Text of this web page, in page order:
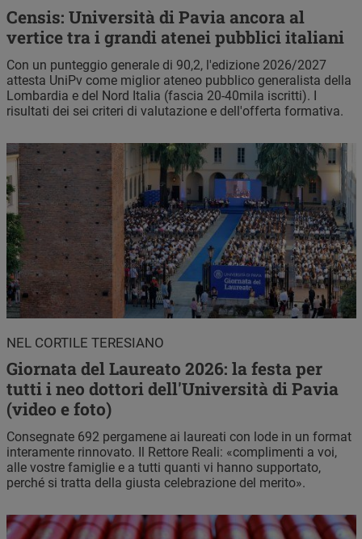
Censis: Università di Pavia ancora al
vertice tra i grandi atenei pubblici italiani
Con un punteggio generale di 90,2, l'edizione 2026/2027
attesta UniPv come miglior ateneo pubblico generalista della
Lombardia e del Nord Italia (fascia 20-40mila iscritti). I
risultati dei sei criteri di valutazione e dell'offerta formativa.
Immagine
NEL CORTILE TERESIANO
Giornata del Laureato 2026: la festa per
tutti i neo dottori dell'Università di Pavia
(video e foto)
Consegnate 692 pergamene ai laureati con lode in un format
interamente rinnovato. Il Rettore Reali: «complimenti a voi,
alle vostre famiglie e a tutti quanti vi hanno supportato,
perché si tratta della giusta celebrazione del merito».
Immagine